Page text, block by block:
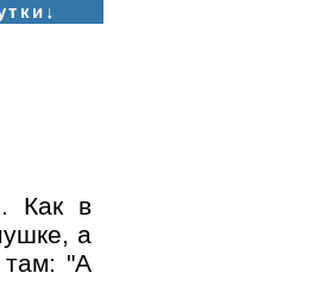
Как в
а
там: "А